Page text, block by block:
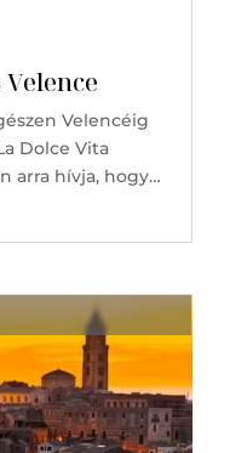
Velencéig
Dolce Vita
arra hívja, hogy…